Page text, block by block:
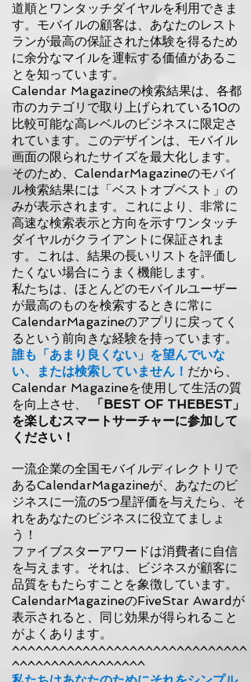
道順とワンタッチダイヤルを利用できま
す。モバイルの顧客は、あなたのレスト
ランが最高の保証された体験を得るため
に余分なマイルを運転する価値があるこ
とを知っています。
Calendar Magazineの検索結果は、各都
市のカテゴリで取り上げられている10の
比較可能な高レベルのビジネスに限定さ
れています。このデザインは、モバイル
画面の限られたサイズを最大化します。
そのため、CalendarMagazineのモバイ
ル検索結果には「ベストオブベスト」の
みが表示されます。これにより、非常に
高速な検索表示と方向を示すワンタッチ
ダイヤルがクライアントに保証されま
す。これは、結果の長いリストを評価し
たくない場合にうまく機能します。
私たちは、ほとんどのモバイルユーザー
が最高のものを検索するときに常に
CalendarMagazineのアプリに戻ってく
るという前向きな経験を持っています。
誰も「あまり良くない」を望んでいな
い、または検索していません！ だから、
Calendar Magazineを使用して生活の質
を向上させ、
「BEST OF THEBEST」
を楽しむスマートサーチャーに参加して
ください！
一流企業の全国モバイルディレクトリで
あるCalendarMagazineが、あなたのビ
ジネスに一流の5つ星評価を与えたら、そ
れをあなたのビジネスに役立てましょ
う！
ファイブスターアワードは消費者に自信
を与えます。それは、ビジネスが顧客に
品質をもたらすことを象徴しています。
CalendarMagazineのFiveStar Awardが
表示されると、同じ効果が得られること
がよくあります。
^^^^^^^^^^^^^^^^^^^^^^^^^^^^^^
^^^^^^^^^^^^^^^^^